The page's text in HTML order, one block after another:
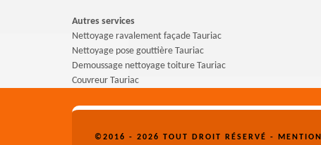
Autres services
Nettoyage ravalement façade Tauriac
Nettoyage pose gouttière Tauriac
Demoussage nettoyage toiture Tauriac
Couvreur Tauriac
©2016 - 2026 TOUT DROIT RÉSERVÉ -